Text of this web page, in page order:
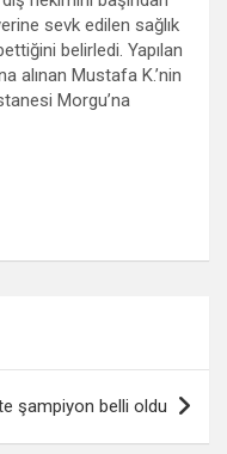
sevk edilen sağlık
belirledi. Yapılan
alınan Mustafa K.’nin
Morgu’na
şampiyon belli oldu